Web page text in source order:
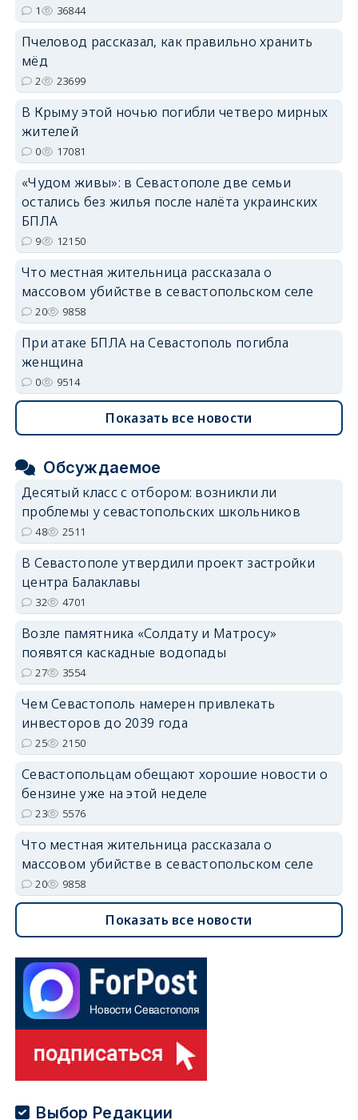
1 36844
Пчеловод рассказал, как правильно хранить
мёд
2 23699
В Крыму этой ночью погибли четверо мирных
жителей
0 17081
«Чудом живы»: в Севастополе две семьи
остались без жилья после налёта украинских
БПЛА
9 12150
Что местная жительница рассказала о
массовом убийстве в севастопольском селе
20 9858
При атаке БПЛА на Севастополь погибла
женщина
0 9514
Показать все новости
Обсуждаемое
Десятый класс с отбором: возникли ли
проблемы у севастопольских школьников
48 2511
В Севастополе утвердили проект застройки
центра Балаклавы
32 4701
Возле памятника «Солдату и Матросу»
появятся каскадные водопады
27 3554
Чем Севастополь намерен привлекать
инвесторов до 2039 года
25 2150
Севастопольцам обещают хорошие новости о
бензине уже на этой неделе
23 5576
Что местная жительница рассказала о
массовом убийстве в севастопольском селе
20 9858
Показать все новости
Выбор Редакции